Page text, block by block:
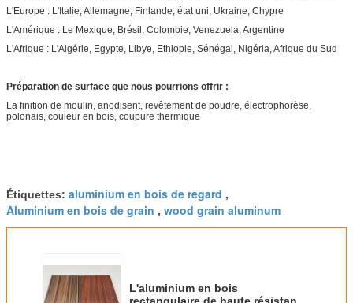
L'Europe : L'Italie, Allemagne, Finlande, état uni, Ukraine, Chypre
L'Amérique : Le Mexique, Brésil, Colombie, Venezuela, Argentine
L'Afrique : L'Algérie, Egypte, Libye, Ethiopie, Sénégal, Nigéria, Afrique du Sud
Préparation de surface que nous pourrions offrir :
La finition de moulin, anodisent, revêtement de poudre, électrophorèse,
polonais, couleur en bois, coupure thermique
Étiquettes: aluminium en bois de regard ,
Aluminium en bois de grain , wood grain aluminum
L'aluminium en bois